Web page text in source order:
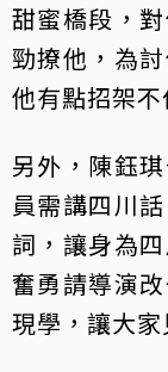
甜蜜橋段，
勁撩他，為
他有點招架不
另外，陳鈺
員需講四川
詞，讓身為
奮勇請導演
現學，讓大